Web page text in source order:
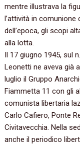
mentre illustrava la
l’attività in
dell’epoca, gli scopi
alla lotta.
Il 17 giugno 1945, sul
Leonetti ne aveva già
luglio il Gruppo
Fiammetta 11 con gli
comunista libertaria
Carlo Cafiero, Ponte
Civitavecchia. Nella
anche il periodico